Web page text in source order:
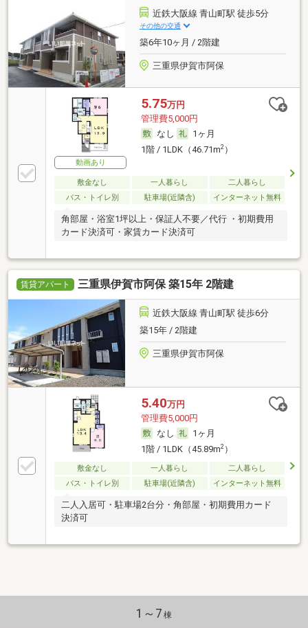
近鉄大阪線 青山町駅 徒歩5分
その他の交通
築6年10ヶ月 / 2階建
三重県伊賀市阿保
動画あり
5.75万円
管理費5,000円
なし
1ヶ月
1階 / 1LDK（46.71m2）
敷金なし 一人暮らし
二人暮らし
バス・トイレ別
駐車場(近隣含) インターネット無料
角部屋・浴室1坪以上・保証人不要／代行 ・初期費用
カード決済可・家賃カード決済可
賃貸アパート 三重県伊賀市阿保 築15年 2階建
近鉄大阪線 青山町駅 徒歩6分
築15年 / 2階建
三重県伊賀市阿保
5.40万円
管理費5,000円
なし
1ヶ月
1階 / 1LDK（45.89m2）
敷金なし 一人暮らし
二人暮らし
バス・トイレ別
駐車場(近隣含) インターネット無料
二人入居可・駐車場2台分・角部屋・初期費用カード
決済可
1～7 棟